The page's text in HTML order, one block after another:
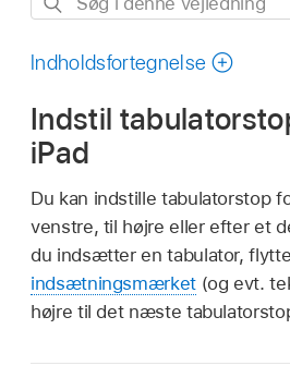
denne
Indholdsfortegnelse
Indstil
iPad
Du kan indstille tabulatorstop
venstre, til højre eller efter et
du indsætter en tabulator,
indsætningsmærket(og evt.
højre til det næste